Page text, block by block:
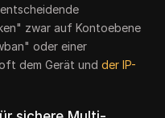
zwar auf Kontoebene
oder einer
dem Gerät undder IP-